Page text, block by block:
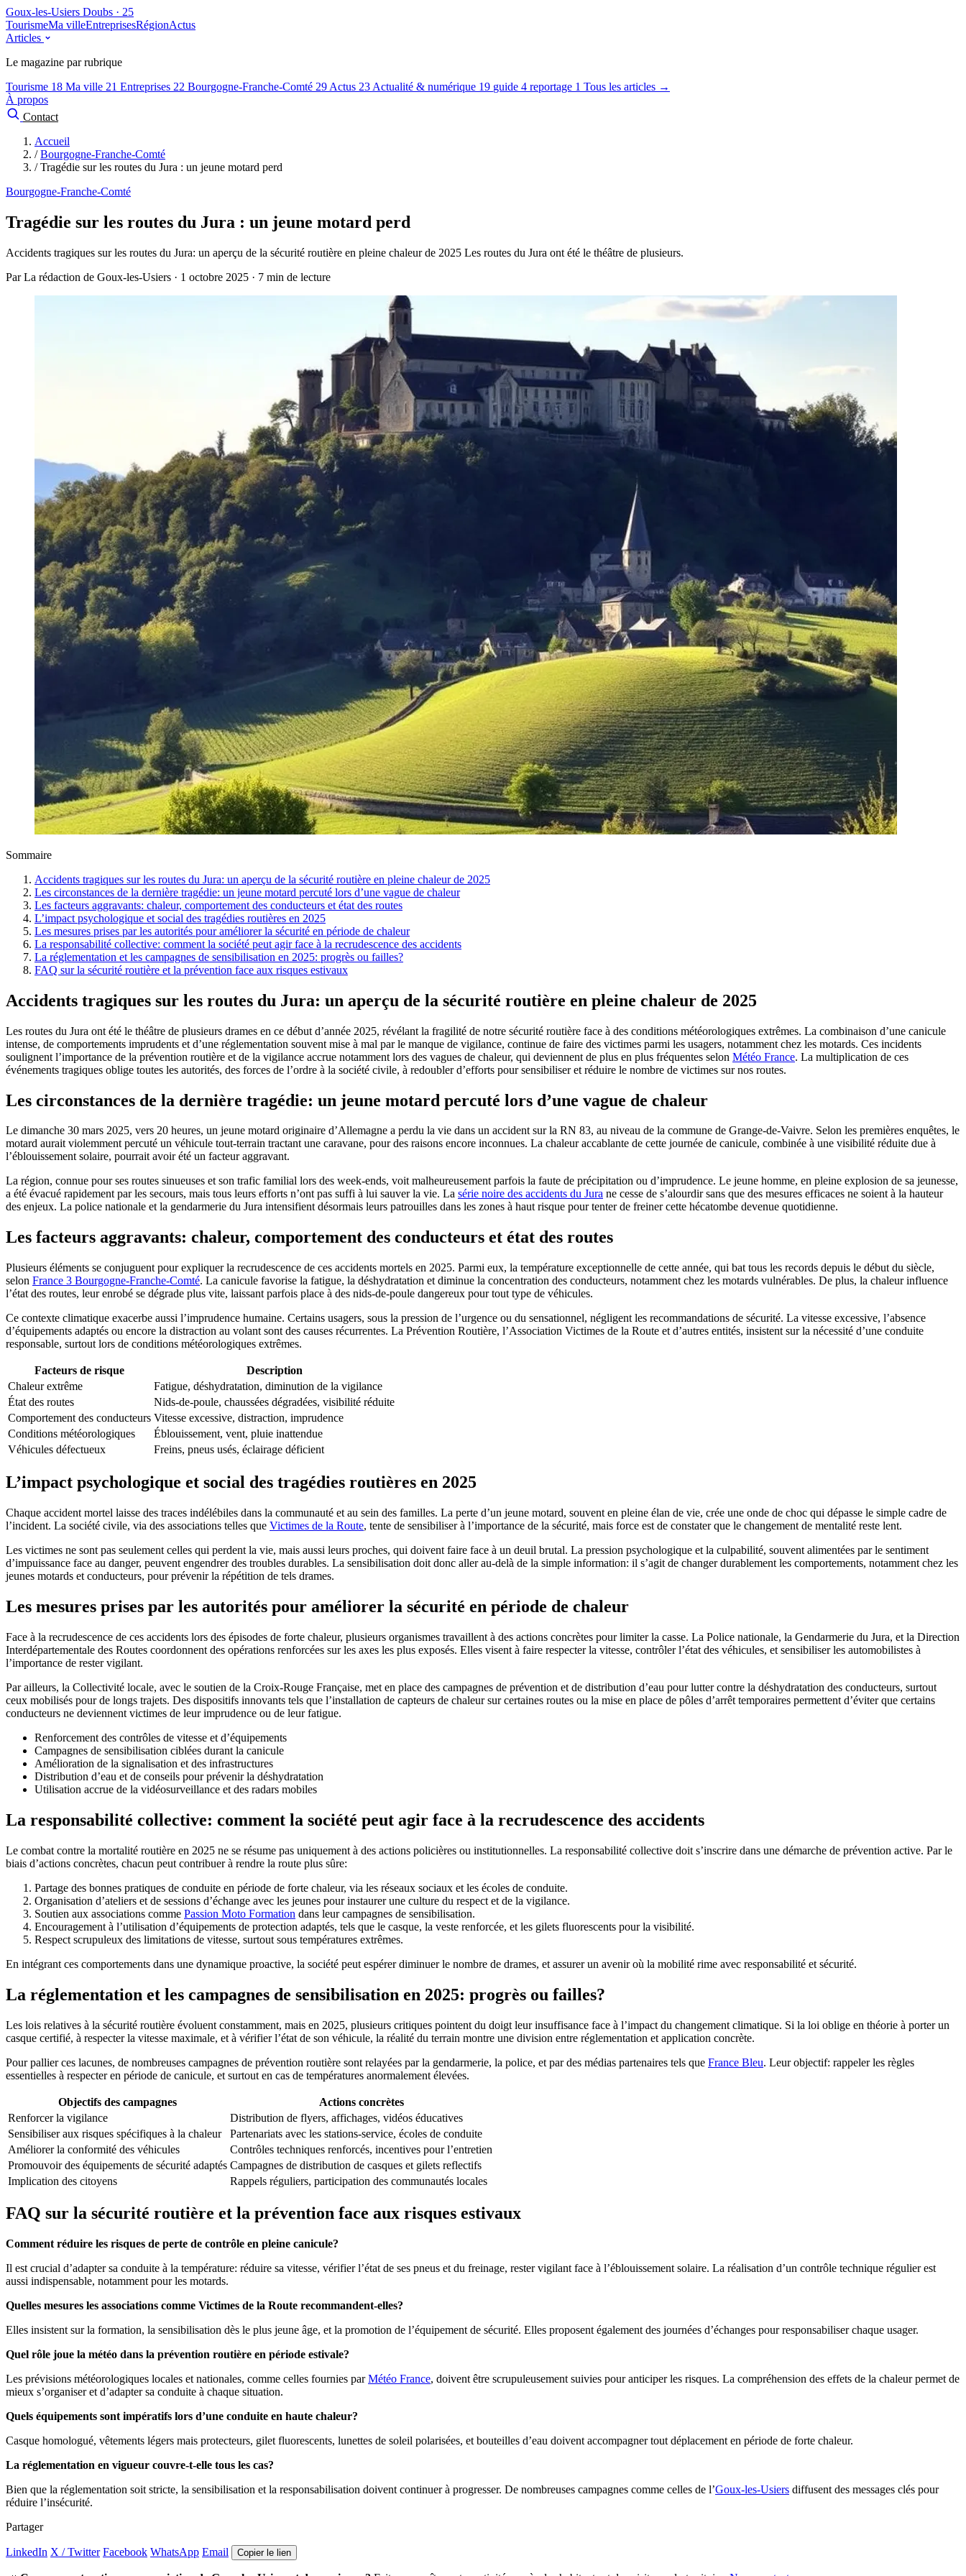
Goux-les-Usiers Doubs · 25
TourismeMa villeEntreprisesRégionActus
Articles
Le magazine par rubrique
Tourisme 18 Ma ville 21 Entreprises 22 Bourgogne-Franche-Comté 29 Actus 23 Actualité & numérique 19 guide 4 reportage 1 Tous les articles →
À propos
Contact
Accueil
/ Bourgogne-Franche-Comté
/ Tragédie sur les routes du Jura : un jeune motard perd
Bourgogne-Franche-Comté
Tragédie sur les routes du Jura : un jeune motard perd
Accidents tragiques sur les routes du Jura: un aperçu de la sécurité routière en pleine chaleur de 2025 Les routes du Jura ont été le théâtre de plusieurs.
Par La rédaction de Goux-les-Usiers · 1 octobre 2025 · 7 min de lecture
Sommaire
Accidents tragiques sur les routes du Jura: un aperçu de la sécurité routière en pleine chaleur de 2025
Les circonstances de la dernière tragédie: un jeune motard percuté lors d’une vague de chaleur
Les facteurs aggravants: chaleur, comportement des conducteurs et état des routes
L’impact psychologique et social des tragédies routières en 2025
Les mesures prises par les autorités pour améliorer la sécurité en période de chaleur
La responsabilité collective: comment la société peut agir face à la recrudescence des accidents
La réglementation et les campagnes de sensibilisation en 2025: progrès ou failles?
FAQ sur la sécurité routière et la prévention face aux risques estivaux
Accidents tragiques sur les routes du Jura: un aperçu de la sécurité routière en pleine chaleur de 2025
Les routes du Jura ont été le théâtre de plusieurs drames en ce début d’année 2025, révélant la fragilité de notre sécurité routière face à des conditions météorologiques extrêmes. La combinaison d’une canicule
intense, de comportements imprudents et d’une réglementation souvent mise à mal par le manque de vigilance, continue de faire des victimes parmi les usagers, notamment chez les motards. Ces incidents
soulignent l’importance de la prévention routière et de la vigilance accrue notamment lors des vagues de chaleur, qui deviennent de plus en plus fréquentes selon Météo France. La multiplication de ces
événements tragiques oblige toutes les autorités, des forces de l’ordre à la société civile, à redoubler d’efforts pour sensibiliser et réduire le nombre de victimes sur nos routes.
Les circonstances de la dernière tragédie: un jeune motard percuté lors d’une vague de chaleur
Le dimanche 30 mars 2025, vers 20 heures, un jeune motard originaire d’Allemagne a perdu la vie dans un accident sur la RN 83, au niveau de la commune de Grange-de-Vaivre. Selon les premières enquêtes, le
motard aurait violemment percuté un véhicule tout-terrain tractant une caravane, pour des raisons encore inconnues. La chaleur accablante de cette journée de canicule, combinée à une visibilité réduite due à
l’éblouissement solaire, pourrait avoir été un facteur aggravant.
La région, connue pour ses routes sinueuses et son trafic familial lors des week-ends, voit malheureusement parfois la faute de précipitation ou d’imprudence. Le jeune homme, en pleine explosion de sa jeunesse,
a été évacué rapidement par les secours, mais tous leurs efforts n’ont pas suffi à lui sauver la vie. La série noire des accidents du Jura ne cesse de s’alourdir sans que des mesures efficaces ne soient à la hauteur
des enjeux. La police nationale et la gendarmerie du Jura intensifient désormais leurs patrouilles dans les zones à haut risque pour tenter de freiner cette hécatombe devenue quotidienne.
Les facteurs aggravants: chaleur, comportement des conducteurs et état des routes
Plusieurs éléments se conjuguent pour expliquer la recrudescence de ces accidents mortels en 2025. Parmi eux, la température exceptionnelle de cette année, qui bat tous les records depuis le début du siècle,
selon France 3 Bourgogne-Franche-Comté. La canicule favorise la fatigue, la déshydratation et diminue la concentration des conducteurs, notamment chez les motards vulnérables. De plus, la chaleur influence
l’état des routes, leur enrobé se dégrade plus vite, laissant parfois place à des nids-de-poule dangereux pour tout type de véhicules.
Ce contexte climatique exacerbe aussi l’imprudence humaine. Certains usagers, sous la pression de l’urgence ou du sensationnel, négligent les recommandations de sécurité. La vitesse excessive, l’absence
d’équipements adaptés ou encore la distraction au volant sont des causes récurrentes. La Prévention Routière, l’Association Victimes de la Route et d’autres entités, insistent sur la nécessité d’une conduite
responsable, surtout lors de conditions météorologiques extrêmes.
Facteurs de risque
Description
Chaleur extrême
Fatigue, déshydratation, diminution de la vigilance
État des routes
Nids-de-poule, chaussées dégradées, visibilité réduite
Comportement des conducteurs Vitesse excessive, distraction, imprudence
Conditions météorologiques
Éblouissement, vent, pluie inattendue
Véhicules défectueux
Freins, pneus usés, éclairage déficient
L’impact psychologique et social des tragédies routières en 2025
Chaque accident mortel laisse des traces indélébiles dans la communauté et au sein des familles. La perte d’un jeune motard, souvent en pleine élan de vie, crée une onde de choc qui dépasse le simple cadre de
l’incident. La société civile, via des associations telles que Victimes de la Route, tente de sensibiliser à l’importance de la sécurité, mais force est de constater que le changement de mentalité reste lent.
Les victimes ne sont pas seulement celles qui perdent la vie, mais aussi leurs proches, qui doivent faire face à un deuil brutal. La pression psychologique et la culpabilité, souvent alimentées par le sentiment
d’impuissance face au danger, peuvent engendrer des troubles durables. La sensibilisation doit donc aller au-delà de la simple information: il s’agit de changer durablement les comportements, notamment chez les
jeunes motards et conducteurs, pour prévenir la répétition de tels drames.
Les mesures prises par les autorités pour améliorer la sécurité en période de chaleur
Face à la recrudescence de ces accidents lors des épisodes de forte chaleur, plusieurs organismes travaillent à des actions concrètes pour limiter la casse. La Police nationale, la Gendarmerie du Jura, et la Direction
Interdépartementale des Routes coordonnent des opérations renforcées sur les axes les plus exposés. Elles visent à faire respecter la vitesse, contrôler l’état des véhicules, et sensibiliser les automobilistes à
l’importance de rester vigilant.
Par ailleurs, la Collectivité locale, avec le soutien de la Croix-Rouge Française, met en place des campagnes de prévention et de distribution d’eau pour lutter contre la déshydratation des conducteurs, surtout
ceux mobilisés pour de longs trajets. Des dispositifs innovants tels que l’installation de capteurs de chaleur sur certaines routes ou la mise en place de pôles d’arrêt temporaires permettent d’éviter que certains
conducteurs ne deviennent victimes de leur imprudence ou de leur fatigue.
Renforcement des contrôles de vitesse et d’équipements
Campagnes de sensibilisation ciblées durant la canicule
Amélioration de la signalisation et des infrastructures
Distribution d’eau et de conseils pour prévenir la déshydratation
Utilisation accrue de la vidéosurveillance et des radars mobiles
La responsabilité collective: comment la société peut agir face à la recrudescence des accidents
Le combat contre la mortalité routière en 2025 ne se résume pas uniquement à des actions policières ou institutionnelles. La responsabilité collective doit s’inscrire dans une démarche de prévention active. Par le
biais d’actions concrètes, chacun peut contribuer à rendre la route plus sûre:
Partage des bonnes pratiques de conduite en période de forte chaleur, via les réseaux sociaux et les écoles de conduite.
Organisation d’ateliers et de sessions d’échange avec les jeunes pour instaurer une culture du respect et de la vigilance.
Soutien aux associations comme Passion Moto Formation dans leur campagnes de sensibilisation.
Encouragement à l’utilisation d’équipements de protection adaptés, tels que le casque, la veste renforcée, et les gilets fluorescents pour la visibilité.
Respect scrupuleux des limitations de vitesse, surtout sous températures extrêmes.
En intégrant ces comportements dans une dynamique proactive, la société peut espérer diminuer le nombre de drames, et assurer un avenir où la mobilité rime avec responsabilité et sécurité.
La réglementation et les campagnes de sensibilisation en 2025: progrès ou failles?
Les lois relatives à la sécurité routière évoluent constamment, mais en 2025, plusieurs critiques pointent du doigt leur insuffisance face à l’impact du changement climatique. Si la loi oblige en théorie à porter un
casque certifié, à respecter la vitesse maximale, et à vérifier l’état de son véhicule, la réalité du terrain montre une division entre réglementation et application concrète.
Pour pallier ces lacunes, de nombreuses campagnes de prévention routière sont relayées par la gendarmerie, la police, et par des médias partenaires tels que France Bleu. Leur objectif: rappeler les règles
essentielles à respecter en période de canicule, et surtout en cas de températures anormalement élevées.
Objectifs des campagnes
Actions concrètes
Renforcer la vigilance
Distribution de flyers, affichages, vidéos éducatives
Sensibiliser aux risques spécifiques à la chaleur
Partenariats avec les stations-service, écoles de conduite
Améliorer la conformité des véhicules
Contrôles techniques renforcés, incentives pour l’entretien
Promouvoir des équipements de sécurité adaptés Campagnes de distribution de casques et gilets reflectifs
Implication des citoyens
Rappels réguliers, participation des communautés locales
FAQ sur la sécurité routière et la prévention face aux risques estivaux
Comment réduire les risques de perte de contrôle en pleine canicule?
Il est crucial d’adapter sa conduite à la température: réduire sa vitesse, vérifier l’état de ses pneus et du freinage, rester vigilant face à l’éblouissement solaire. La réalisation d’un contrôle technique régulier est
aussi indispensable, notamment pour les motards.
Quelles mesures les associations comme Victimes de la Route recommandent-elles?
Elles insistent sur la formation, la sensibilisation dès le plus jeune âge, et la promotion de l’équipement de sécurité. Elles proposent également des journées d’échanges pour responsabiliser chaque usager.
Quel rôle joue la météo dans la prévention routière en période estivale?
Les prévisions météorologiques locales et nationales, comme celles fournies parMétéo France, doivent être scrupuleusement suivies pour anticiper les risques. La compréhension des effets de la chaleur permet de
mieux s’organiser et d’adapter sa conduite à chaque situation.
Quels équipements sont impératifs lors d’une conduite en haute chaleur?
Casque homologué, vêtements légers mais protecteurs, gilet fluorescents, lunettes de soleil polarisées, et bouteilles d’eau doivent accompagner tout déplacement en période de forte chaleur.
La réglementation en vigueur couvre-t-elle tous les cas?
Bien que la réglementation soit stricte, la sensibilisation et la responsabilisation doivent continuer à progresser. De nombreuses campagnes comme celles de l’Goux-les-Usiers diffusent des messages clés pour
réduire l’insécurité.
Partager
LinkedIn X / Twitter Facebook WhatsApp Email Copier le lien